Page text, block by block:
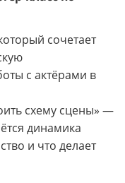
сочетает
с актёрами в
схему сцены» —
динамика
и что делает